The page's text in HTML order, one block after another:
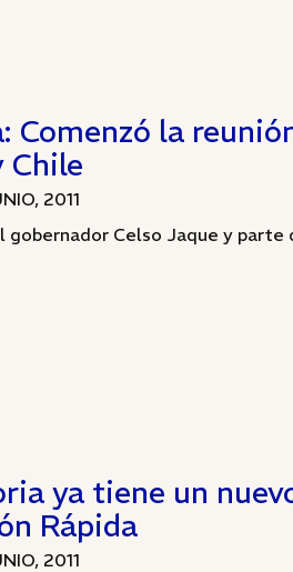
Comenzó la
Chile
2011
gobernador Celso Jaque y parte
ya tiene un
Rápida
2011